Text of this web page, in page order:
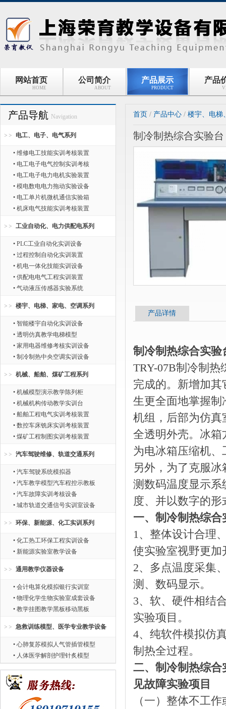
网站首页
HOME
公司简介
ABOUT
产品展示
PRODUCT
产品
产品导航 Navigation
电工、电子、电气系列
• 维修电工技能实训考核装置
• 电工电子电气控制实训考核
• 电工电子电力电机实验装置
• 模电数电电力拖动实验设备
• 电工单片机微机通信实验箱
• 机床电气技能实训考核装置
工业自动化、电力供配电系列
• PLC工业自动化实训设备
• 过程控制自动化实训装置
• 机电一体化技能实训设备
• 供配电电气工程实训装置
• 气动液压传感器实验系统
楼宇、电梯、家电、空调系列
• 智能楼宇自动化实训设备
• 透明仿真教学电梯模型
• 家用电器维修考核实训设备
• 制冷制热中央空调实训设备
机械、船舶、煤矿工程系列
• 机械模型演示教学陈列柜
• 机械机构传动教学实训台
• 船舶工程电气实训考核装置
• 数控车床铣床实训考核装置
• 煤矿工程制图实训考核装置
汽车驾驶维修、轨道交通系列
• 汽车驾驶系统模拟器
• 汽车教学模型汽车程控示教板
• 汽车故障实训考核设备
• 城市轨道交通信号实训室设备
环保、新能源、化工实训系列
• 化工热工环保工程实训设备
• 新能源实验室教学设备
通用教学仪器设备
• 会计电算化模拟银行实训室
• 物理化学生物实验室成套设备
• 教学挂图教学黑板移动黑板
急救训练模型、医学专业教学设备
• 心肺复苏模拟人气管插管模型
• 人体医学解剖护理针炙模型
首页 / 产品中心 / 楼宇、电梯
制冷制热综合实验台
产品详情
制冷制热综合实验
TRY-07B制冷制
完成的。新增加
生更全面地掌握
机组，后部为仿
全透明外壳。冰
为电冰箱压缩机、
另外，为了克服
测数码温度显示
度、并以数字的形
一、制冷制热综合
1、整体设计合理
使实验室视野更加
2、多点温度采集
测、数码显示。
3、软、硬件相结
实验项目。
4、纯软件模拟仿
制热全过程。
二、制冷制热综合
见故障实验项目
（一）整体不工